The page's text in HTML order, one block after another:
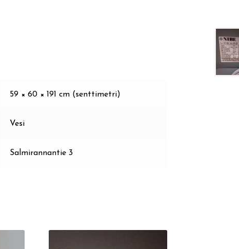
59 × 60 × 191 cm (senttimetri)
Vesi
Salmirannantie 3